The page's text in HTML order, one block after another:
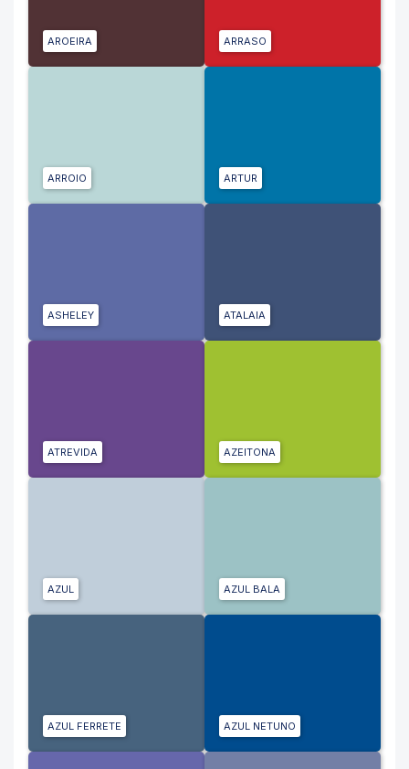
AROEIRA ARRASO
ARROIO ARTUR
ASHELEY ATALAIA
ATREVIDA AZEITONA
AZUL AZUL BALA
AZUL FERRETE AZUL NETUNO